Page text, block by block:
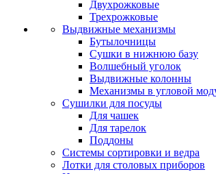
Двухрожковые
Трехрожковые
Выдвижные механизмы
Бутылочницы
Сушки в нижнюю базу
Волшебный уголок
Выдвижные колонны
Механизмы в угловой
Сушилки для посуды
Для чашек
Для тарелок
Поддоны
Системы сортировки и ведра
Лотки для столовых приборов